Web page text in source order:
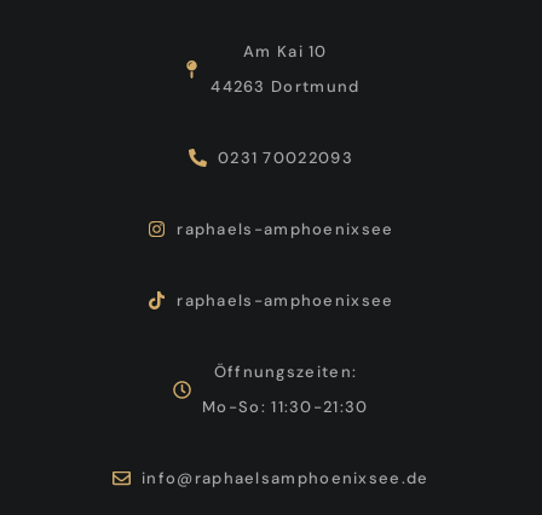
Am Kai 10
44263 Dortmund
0231 70022093
raphaels-amphoenixsee
raphaels-amphoenixsee
Öffnungszeiten:
Mo-So: 11:30-21:30
info@raphaelsamphoenixsee.de